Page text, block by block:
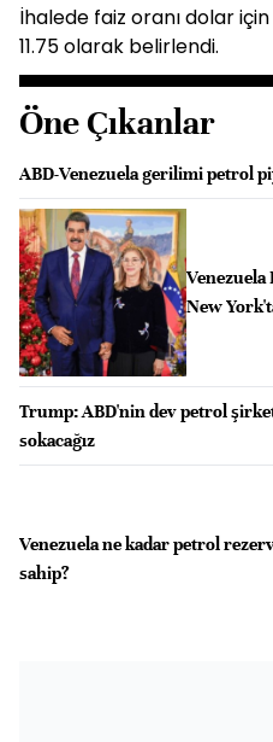
İhalede faiz oranı dolar
11.75 olarak belirlendi.
Öne Çıkanlar
ABD-Venezuela gerilimi petrol
Venezuela
New
Trump: ABD'nin dev petrol
sokacağız
Venezuela ne kadar petrol
sahip?